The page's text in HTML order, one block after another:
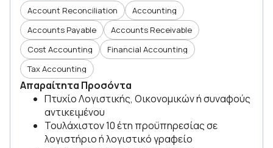
Account Reconciliation
Accounting
Accounts Payable
Accounts Receivable
Cost Accounting
Financial Accounting
Tax Accounting
Απαραίτητα Προσόντα
Πτυχίο Λογιστικής, Οικονομικών ή συναφούς
αντικειμένου
Τουλάχιστον 10 έτη προϋπηρεσίας σε
λογιστήριο ή λογιστικό γραφείο